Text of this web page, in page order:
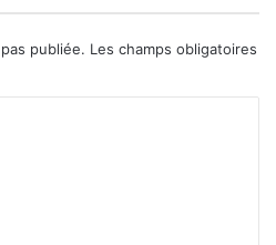
publiée. Les champs obligatoires